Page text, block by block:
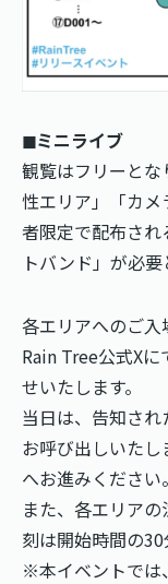
◼︎ミニライブ
観覧はフリーと
性エリア」「カ
者限定で配布さ
トバンド」が必要
各エリアへのご入
Rain Tree公式X
せいたします。
当日は、告知さ
お呼び出しいた
へお進みください。
また、各エリア
刻は開始時間の30
※本イベントでは